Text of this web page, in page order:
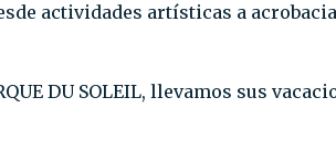
actividades artísticas a
DU SOLEIL, llevamos sus